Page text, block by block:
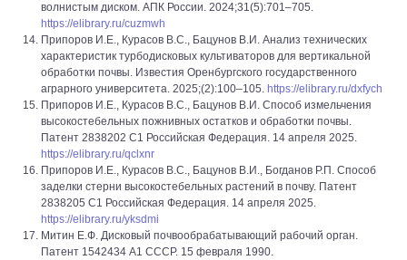
волнистым диском. АПК России. 2024;31(5):701–705.
https://elibrary.ru/cuzmwh
Припоров И.Е., Курасов В.С., Бацунов В.И. Анализ технических
характеристик турбодисковых культиваторов для вертикальной
обработки почвы. Известия Оренбургского государственного
аграрного университета. 2025;(2):100–105. https://elibrary.ru/dxfych
Припоров И.Е., Курасов В.С., Бацунов В.И. Способ измельчения
высокостебельных пожнивных остатков и обработки почвы.
Патент 2838202 C1 Российская Федерация. 14 апреля 2025.
https://elibrary.ru/qclxnr
Припоров И.Е., Курасов В.С., Бацунов В.И., Богданов Р.П. Способ
заделки стерни высокостебельных растений в почву. Патент
2838205 C1 Российская Федерация. 14 апреля 2025.
https://elibrary.ru/yksdmi
Митин Е.Ф. Дисковый почвообрабатывающий рабочий орган.
Патент 1542434 A1 СССР. 15 февраля 1990.